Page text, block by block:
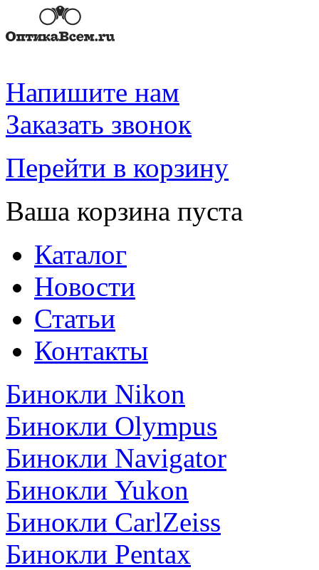
Напишите нам
Заказать звонок
Перейти в корзину
Ваша корзина пуста
Каталог
Новости
Статьи
Контакты
Бинокли Nikon
Бинокли Olympus
Бинокли Navigator
Бинокли Yukon
Бинокли CarlZeiss
Бинокли Pentax